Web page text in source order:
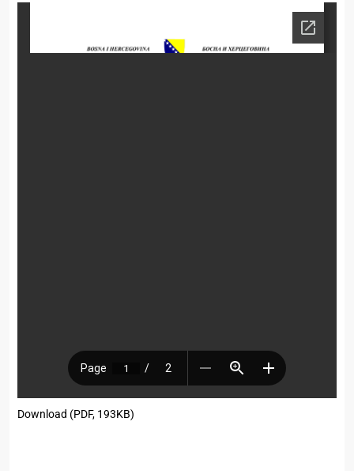
Download (PDF, 193KB)